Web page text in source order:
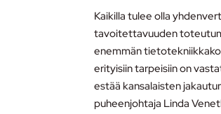
Kaikilla tulee olla
tavoitettavuuden
enemmän
erityisiin tarpeisiin on
estää kansalaisten
puheenjohtaja Linda